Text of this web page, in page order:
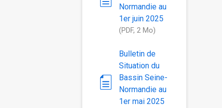
Normandie au
1er juin 2025
(PDF, 2 Mo)
Bulletin de
Situation du
Bassin Seine-
Normandie au
1er mai 2025